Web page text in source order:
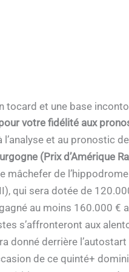
tocard et une base
votre fidélité aux
l’analyse et au pronostic
(Prix ​​d’Amérique
de
qui sera dotée de
au moins 160.000 €
s’affronteront aux
derrière
de ce quinté+